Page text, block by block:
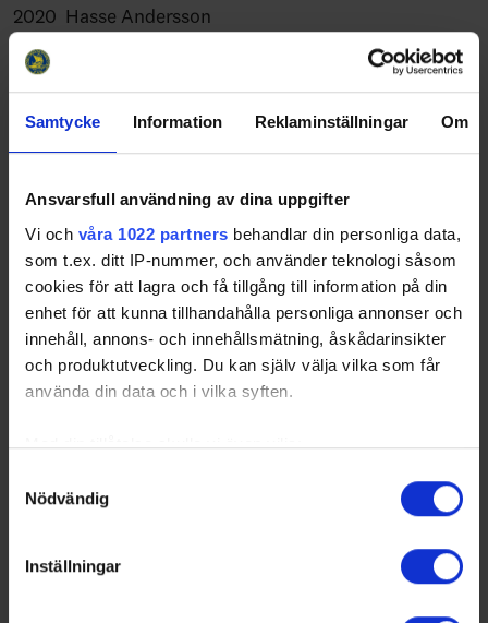
Samtycke Information Reklaminställningar Om
Ansvarsfull användning av dina uppgifter
Vi och våra 1022 partners behandlar din personliga data,
som t.ex. ditt IP-nummer, och använder teknologi såsom
cookies för att lagra och få tillgång till information på din
enhet för att kunna tillhandahålla personliga annonser och
innehåll, annons- och innehållsmätning, åskådarinsikter
och produktutveckling. Du kan själv välja vilka som får
använda din data och i vilka syften.
Med din tillåtelse skulle vi även vilja:
som kan ha en noggrannhet på upp till flera meter
Ta reda på mer om hur dina personliga uppgifter
Nödvändig
Inställningar
2020 Hasse Andersson
2021 Thomas Hellgren
2022 Niklas Öberg
Källor: Ulf Jansson, Hasse Andersson, Kjell Nilsson,
Janne Stark, Gröne Jägaren
Uppdaterat av Niklas Öberg 9/3-25